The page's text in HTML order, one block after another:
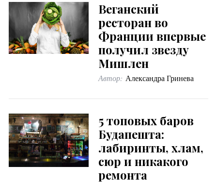
Веганский
ресторан во
Франции впервые
получил звезду
Мишлен
Автор: Александра Гринева
5 топовых баров
Будапешта:
лабиринты, хлам,
сюр и никакого
ремонта